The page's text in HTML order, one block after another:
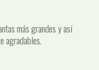
más grandes y así
agradables.